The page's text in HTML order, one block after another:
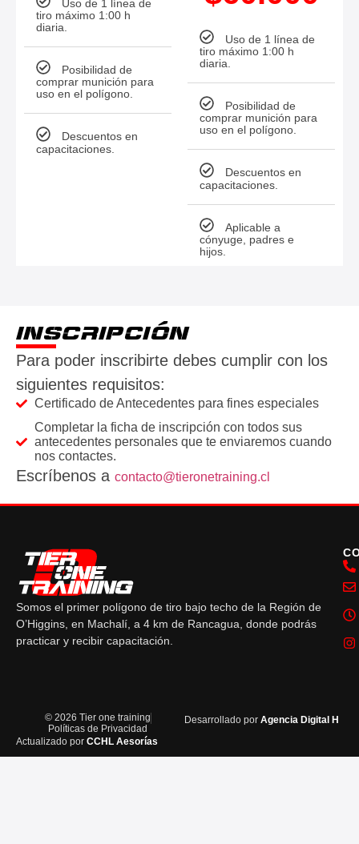
Uso de 1 línea de
tiro máximo 1:00 h
diaria.
Posibilidad de
comprar munición para
uso en el polígono.
Descuentos en
capacitaciones.
Uso de 1 línea de
tiro máximo 1:00 h
diaria.
Posibilidad de
comprar munición para
uso en el polígono.
Descuentos en
capacitaciones.
Aplicable a
cónyuge, padres e
hijos.
INSCRIPCIÓN
Para poder inscribirte debes cumplir con los
siguientes requisitos:
Certificado de Antecedentes para fines especiales
Completar la ficha de inscripción con todos sus
antecedentes personales que te enviaremos cuando
nos contactes.
Escríbenos a contacto@tieronetraining.cl
Somos el primer polígono de tiro bajo techo de la Región de
O’Higgins, en Machalí, a 4 km de Rancagua, donde podrás
practicar y recibir capacitación.
© 2026 Tier one training
Políticas de Privacidad
Actualizado por CCHL Aesorías
Desarrollado por Agencia Digital H